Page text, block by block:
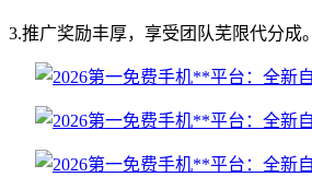
3.推广奖励丰厚，享受团队芜限代分成。